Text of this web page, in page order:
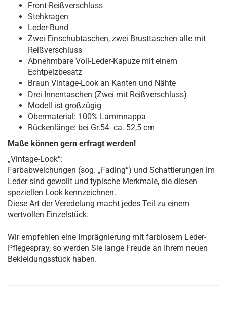
Front-Reißverschluss
Stehkragen
Leder-Bund
Zwei Einschubtaschen, zwei Brusttaschen alle mit
Reißverschluss
Abnehmbare Voll-Leder-Kapuze mit einem
Echtpelzbesatz
Braun Vintage-Look an Kanten und Nähte
Drei Innentaschen (Zwei mit Reißverschluss)
Modell ist großzügig
Obermaterial: 100% Lammnappa
Rückenlänge: bei Gr.54 ca. 52,5 cm
Maße können gern erfragt werden!
„Vintage-Look“:
Farbabweichungen (sog. „Fading“) und Schattierungen im
Leder sind gewollt und typische Merkmale, die diesen
speziellen Look kennzeichnen.
Diese Art der Veredelung macht jedes Teil zu einem
wertvollen Einzelstück.
Wir empfehlen eine Imprägnierung mit farblosem Leder-
Pflegespray, so werden Sie lange Freude an Ihrem neuen
Bekleidungsstück haben.